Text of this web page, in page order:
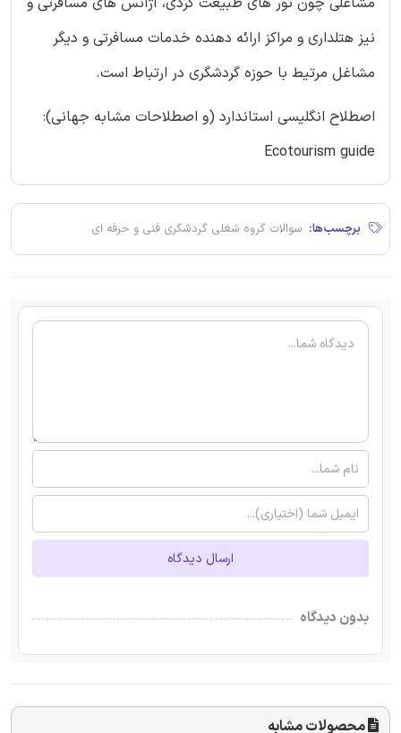
نیز هتلداری و مراکز ارائه دهنده خدمات مسافرتی و دیگر
مشاغل مرتیط با حوزه گردشگری در ارتباط است.
اصطلاح انگلیسی استاندارد (و اصطلاحات مشابه جهانی):
Ecotourism guide
برچسب‌ها: سوالات گروه شغلی گردشگری فنی و حرفه ای
ارسال دیدگاه
بدون دیدگاه
محصولات مشابه